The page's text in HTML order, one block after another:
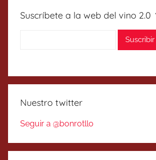
Suscríbete a la web del vino 2.0
Nuestro twitter
Seguir a @bonrotllo